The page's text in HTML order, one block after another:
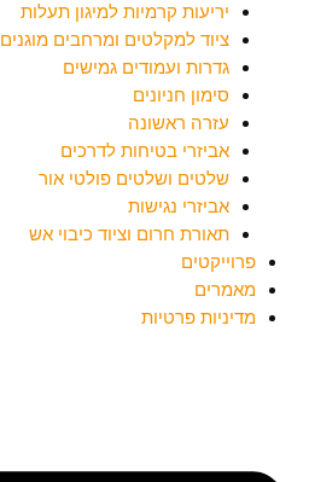
יריעות קרמיות למיגון תעלות
ציוד למקלטים ומרחבים מוגנים
גדרות ועמודים גמישים
סימון חניונים
עזרה ראשונה
אביזרי בטיחות לדרכים
שלטים ושלטים פולטי אור
אביזרי נגישות
תאורת חרום וציוד כיבוי אש
פרוייקטים
מאמרים
מדיניות פרטיות